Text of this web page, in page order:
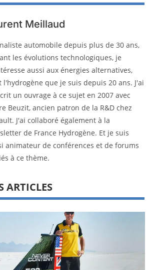
Meillaud
automobile depuis plus de 30 ans,
les évolutions technologiques, je
aussi aux énergies alternatives,
l'hydrogène que je suis depuis 20 ans. J'ai
un ouvrage à ce sujet en 2007 avec
Beuzit, ancien patron de la R&D chez
J'ai collaboré également à la
de France Hydrogène. Et je suis
animateur de conférences et de forums
à ce thème.
ARTICLES